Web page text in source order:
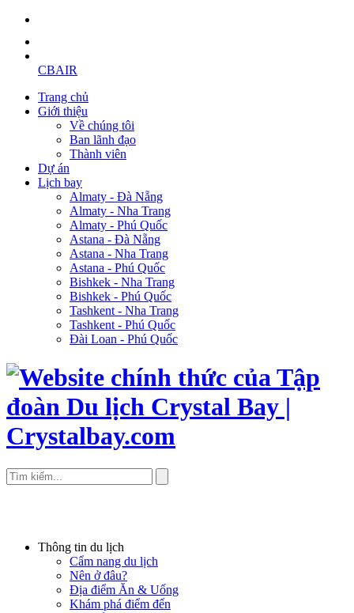
CBAIR
Trang chủ
Giới thiệu
Về chúng tôi
Ban lãnh đạo
Thành viên
Dự án
Lịch bay
Almaty - Đà Nẵng
Almaty - Nha Trang
Almaty - Phú Quốc
Astana - Đà Nẵng
Astana - Nha Trang
Astana - Phú Quốc
Bishkek - Nha Trang
Bishkek - Phú Quốc
Tashkent - Nha Trang
Tashkent - Phú Quốc
Đài Loan - Phú Quốc
Thông tin du lịch
Cẩm nang du lịch
Nên ở đâu?
Địa điểm Ăn & Uống
Khám phá điểm đến